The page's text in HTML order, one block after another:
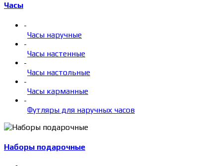
Часы
-
Часы наручные
-
Часы настенные
-
Часы настольные
-
Часы карманные
-
Футляры для наручных часов
Наборы подарочные